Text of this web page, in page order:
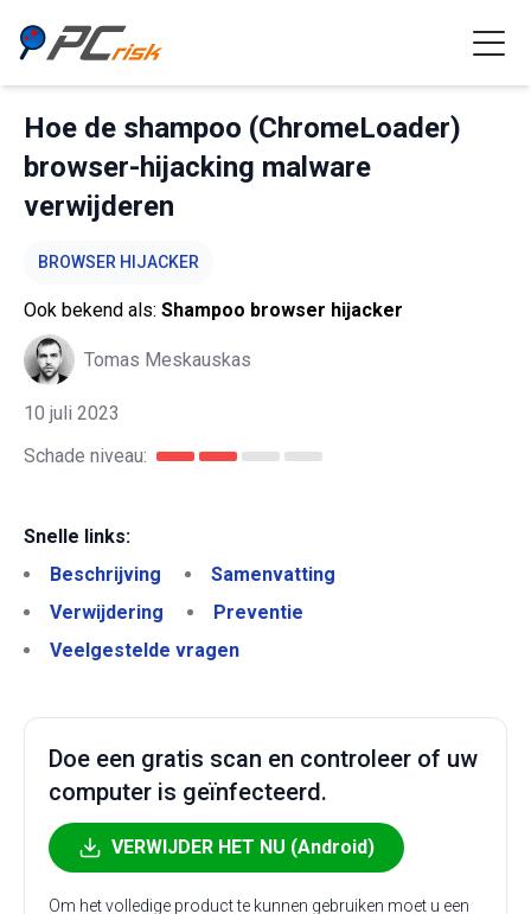
Hoe de shampoo (ChromeLoader)
browser-hijacking malware
verwijderen
BROWSER HIJACKER
Ook bekend als: Shampoo browser hijacker
Tomas Meskauskas
10 juli 2023
Schade niveau:
Snelle links:
Beschrijving
Samenvatting
Verwijdering
Preventie
Veelgestelde vragen
Doe een gratis scan en controleer of uw
computer is geïnfecteerd.
VERWIJDER HET NU (Android)
Om het volledige product te kunnen gebruiken moet u een